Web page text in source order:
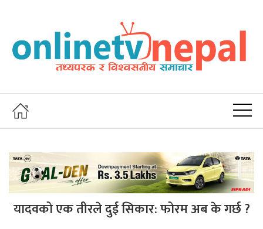
यादवको एक तीरले दुई सिकार: फोरम अब के गर्छ ?